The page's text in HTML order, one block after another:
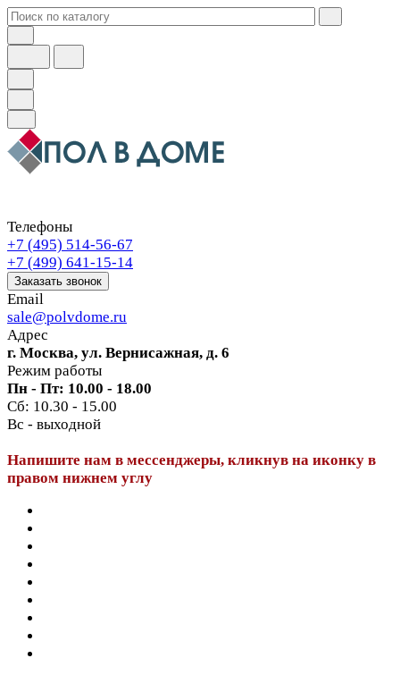
Телефоны
+7 (495) 514-56-67
+7 (499) 641-15-14
Заказать звонок
Email
sale@polvdome.ru
Адрес
г. Москва, ул. Вернисажная, д. 6
Режим работы
Пн - Пт: 10.00 - 18.00
Сб: 10.30 - 15.00
Вс - выходной
Напишите нам в мессенджеры, кликнув на иконку в
правом нижнем углу